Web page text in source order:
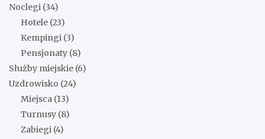
Noclegi (34)
Hotele (23)
Kempingi (3)
Pensjonaty (8)
Służby miejskie (6)
Uzdrowisko (24)
Miejsca (13)
Turnusy (8)
Zabiegi (4)